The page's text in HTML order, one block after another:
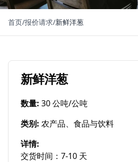
首页/报价请求/新鲜洋葱
新鲜洋葱
数量: 30 公吨/公吨
类别: 农产品、食品与饮料
详情:
交货时间：7-10 天